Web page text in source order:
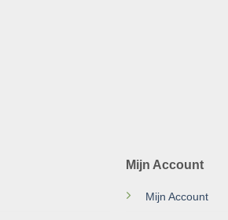
Mijn Account
Mijn Account